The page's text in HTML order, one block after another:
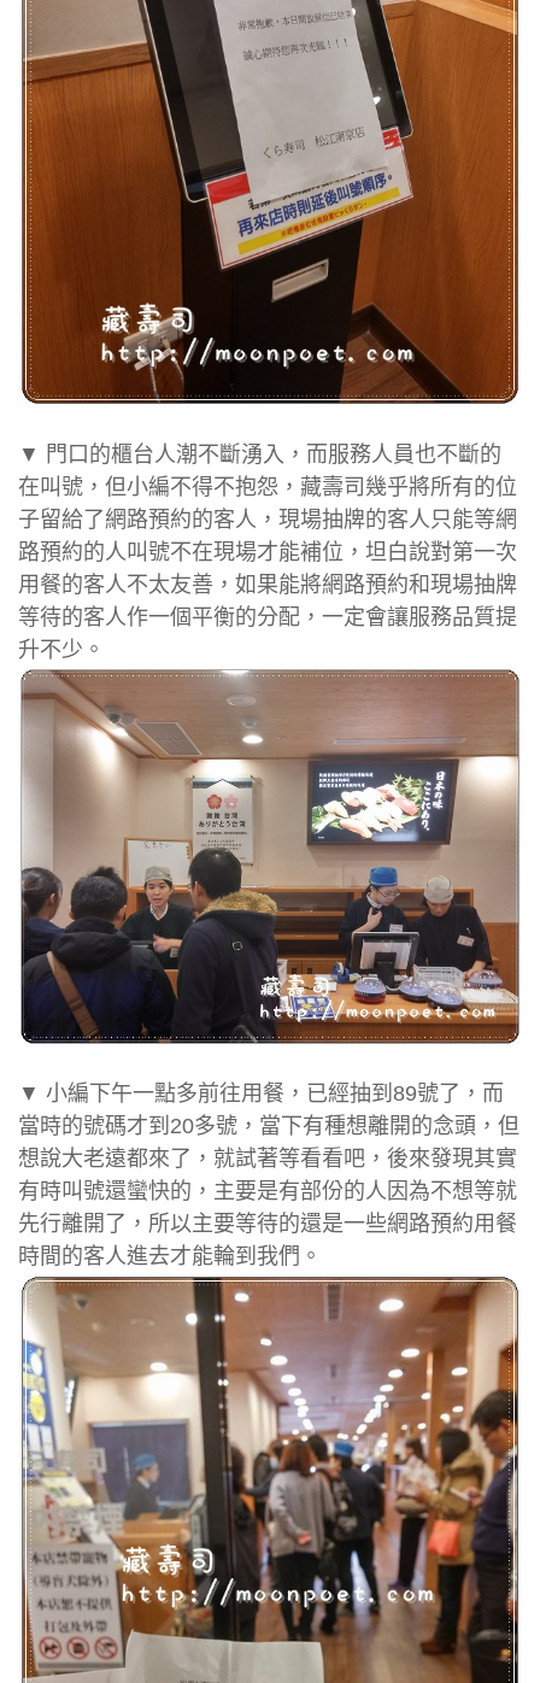
▼ 門口的櫃台人潮不斷湧入，而服務人員也不斷的
在叫號，但小編不得不抱怨，藏壽司幾乎將所有的位
子留給了網路預約的客人，現場抽牌的客人只能等網
路預約的人叫號不在現場才能補位，坦白說對第一次
用餐的客人不太友善，如果能將網路預約和現場抽牌
等待的客人作一個平衡的分配，一定會讓服務品質提
升不少。
▼ 小編下午一點多前往用餐，已經抽到89號了，而
當時的號碼才到20多號，當下有種想離開的念頭，但
想說大老遠都來了，就試著等看看吧，後來發現其實
有時叫號還蠻快的，主要是有部份的人因為不想等就
先行離開了，所以主要等待的還是一些網路預約用餐
時間的客人進去才能輪到我們。